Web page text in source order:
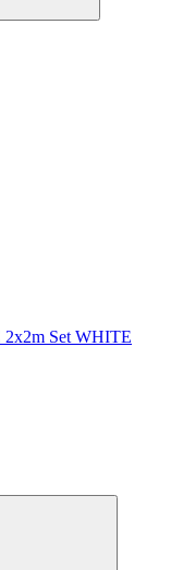
Set WHITE